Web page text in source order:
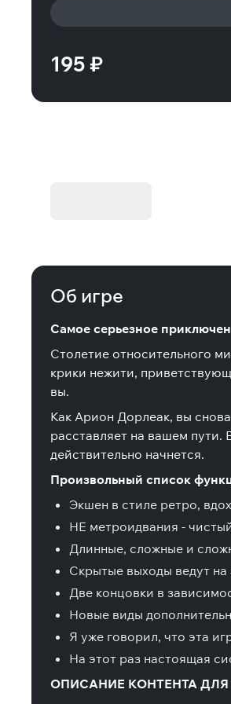
195 ₽
Об игре
Самое серьезное
Столетие относительного
крики нежити,
вы.
Как Арион Дорлеак, вы
расставляет на вашем
действительно начнется.
Произвольный список
Экшен в стиле ретро,
НЕ метроидвания -
Длинные, сложные и
Скрытые выходы ведут
Две концовки в
Новые виды
Я уже говорил, что эта
На этот раз настоящая
ОПИСАНИЕ КОНТЕНТА